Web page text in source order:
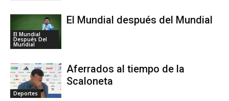
El Mundial
Después Del
Mundial
El Mundial después del Mundial
Deportes
Aferrados al tiempo de la
Scaloneta